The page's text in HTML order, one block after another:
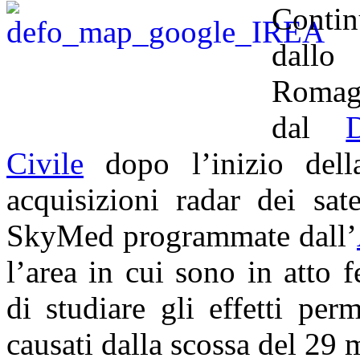
dallo
dal
Civile dopo l’inizio
acquisizioni radar dei
SkyMed programmate dall’
l’area in cui sono in atto
di studiare gli effetti
causati dalla scossa del 29